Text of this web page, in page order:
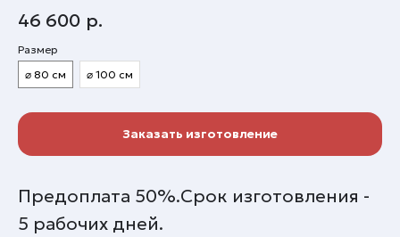
46 600 р.
Размер
⌀ 80 см
⌀ 100 см
Заказать изготовление
Предоплата 50%.Срок изготовления -
5 рабочих дней.